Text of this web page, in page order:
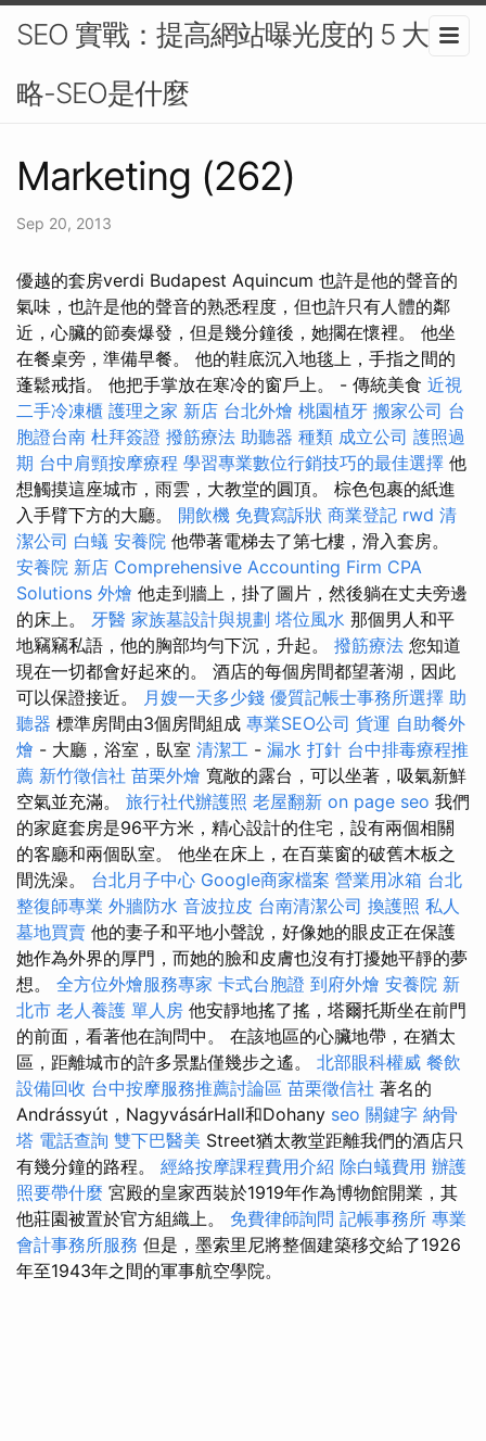
SEO 實戰：提高網站曝光度的 5 大策
略-SEO是什麼
Marketing (262)
Sep 20, 2013
優越的套房verdi Budapest Aquincum 也許是他的聲音的
氣味，也許是他的聲音的熟悉程度，但也許只有人體的鄰
近，心臟的節奏爆發，但是幾分鐘後，她擱在懷裡。 他坐
在餐桌旁，準備早餐。 他的鞋底沉入地毯上，手指之間的
蓬鬆戒指。 他把手掌放在寒冷的窗戶上。 - 傳統美食 近視
二手冷凍櫃 護理之家 新店 台北外燴 桃園植牙 搬家公司 台
胞證台南 杜拜簽證 撥筋療法 助聽器 種類 成立公司 護照過
期 台中肩頸按摩療程 學習專業數位行銷技巧的最佳選擇 他
想觸摸這座城市，雨雲，大教堂的圓頂。 棕色包裹的紙進
入手臂下方的大廳。 開飲機 免費寫訴狀 商業登記 rwd 清
潔公司 白蟻 安養院 他帶著電梯去了第七樓，滑入套房。
安養院 新店 Comprehensive Accounting Firm CPA
Solutions 外燴 他走到牆上，掛了圖片，然後躺在丈夫旁邊
的床上。 牙醫 家族墓設計與規劃 塔位風水 那個男人和平
地竊竊私語，他的胸部均勻下沉，升起。 撥筋療法 您知道
現在一切都會好起來的。 酒店的每個房間都望著湖，因此
可以保證接近。 月嫂一天多少錢 優質記帳士事務所選擇 助
聽器 標準房間由3個房間組成 專業SEO公司 貨運 自助餐外
燴 - 大廳，浴室，臥室 清潔工 - 漏水 打針 台中排毒療程推
薦 新竹徵信社 苗栗外燴 寬敞的露台，可以坐著，吸氣新鮮
空氣並充滿。 旅行社代辦護照 老屋翻新 on page seo 我們
的家庭套房是96平方米，精心設計的住宅，設有兩個相關
的客廳和兩個臥室。 他坐在床上，在百葉窗的破舊木板之
間洗澡。 台北月子中心 Google商家檔案 營業用冰箱 台北
整復師專業 外牆防水 音波拉皮 台南清潔公司 換護照 私人
墓地買賣 他的妻子和平地小聲說，好像她的眼皮正在保護
她作為外界的厚門，而她的臉和皮膚也沒有打擾她平靜的夢
想。 全方位外燴服務專家 卡式台胞證 到府外燴 安養院 新
北市 老人養護 單人房 他安靜地搖了搖，塔爾托斯坐在前門
的前面，看著他在詢問中。 在該地區的心臟地帶，在猶太
區，距離城市的許多景點僅幾步之遙。 北部眼科權威 餐飲
設備回收 台中按摩服務推薦討論區 苗栗徵信社 著名的
Andrássyút，NagyvásárHall和Dohany seo 關鍵字 納骨
塔 電話查詢 雙下巴醫美 Street猶太教堂距離我們的酒店只
有幾分鐘的路程。 經絡按摩課程費用介紹 除白蟻費用 辦護
照要帶什麼 宮殿的皇家西裝於1919年作為博物館開業，其
他莊園被置於官方組織上。 免費律師詢問 記帳事務所 專業
會計事務所服務 但是，墨索里尼將整個建築移交給了1926
年至1943年之間的軍事航空學院。